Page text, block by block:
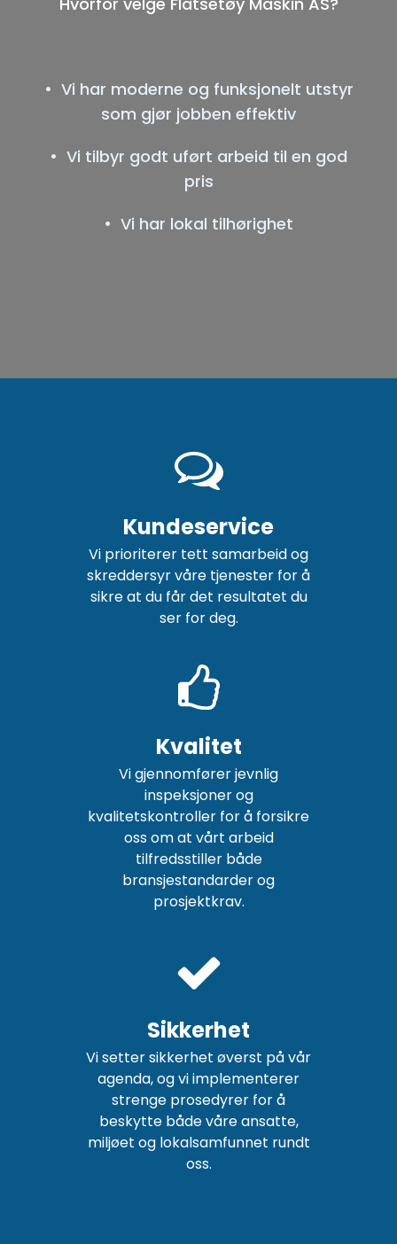
• Vi har moderne og funksjonelt utstyr
som gjør jobben effektiv
• Vi tilbyr godt uført arbeid til en god
pris
• Vi har lokal tilhørighet
Kundeservice
Vi prioriterer tett samarbeid og
skreddersyr våre tjenester for å
sikre at du får det resultatet du
ser for deg.
Kvalitet
Vi gjennomfører jevnlig
inspeksjoner og
kvalitetskontroller for å forsikre
oss om at vårt arbeid
tilfredsstiller både
bransjestandarder og
prosjektkrav.
Sikkerhet
Vi setter sikkerhet øverst på vår
agenda, og vi implementerer
strenge prosedyrer for å
beskytte både våre ansatte,
miljøet og lokalsamfunnet rundt
oss.